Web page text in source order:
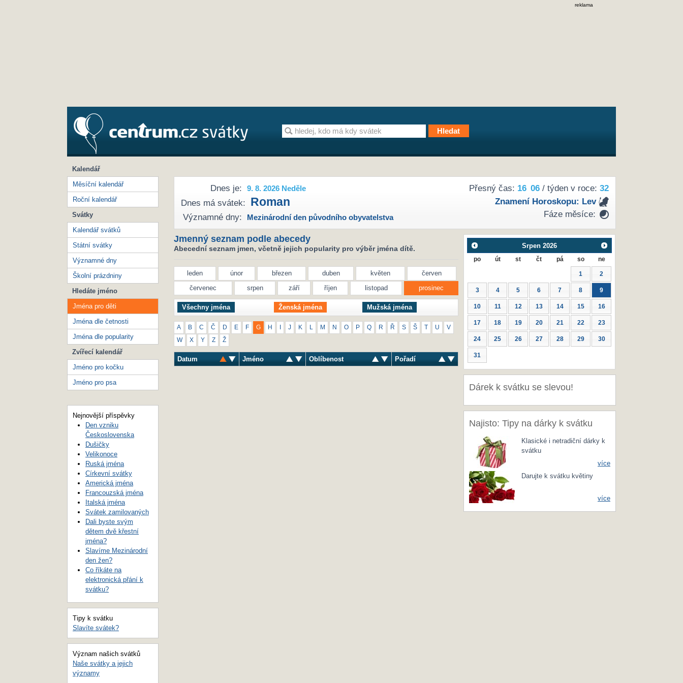
reklama
Přesný čas: 16 06/ týden v roce: 32
Znamení Horoskopu: Lev
Fáze měsíce:
Dnes je: 9. 8. 2026 Neděle
Dnes má svátek: Roman
Významné dny: Mezinárodní den původního obyvatelstva
Jmenný seznam podle abecedy
Abecední seznam jmen, včetně jejich popularity pro výběr jména dítě.
leden únor březen duben květen
červen
červenec
srpen září říjen listopad prosinec
Všechny jména Ženská jména Mužská jména
A B C Č D E F G H J K M N O P Q R Ř S Š T U V
W X Y Z Ž
Datum Jméno Oblíbenost Pořadí
Srpen 2026
po út st čt pá so ne
1 2
3 4 5 6 7 8 9
10 11 12 13 14 15 16
17 18 19 20 21 22 23
24 25 26 27 28 29 30
31
Dárek k svátku se slevou!
Najisto: Tipy na dárky k svátku
Klasické i netradiční dárky k
svátku
více
Darujte k svátku květiny
více
Kalendář
Měsíční kalendář
Roční kalendář
Svátky
Kalendář svátků
Státní svátky
Významné dny
Školní prázdniny
Hledáte jméno
Jména pro děti
Jména dle četnosti
Jména dle popularity
Zvířecí kalendář
Jméno pro kočku
Jméno pro psa
Nejnovější příspěvky
Den vzniku
Československa
Dušičky
Velikonoce
Ruská jména
Církevní svátky
Americká jména
Francouzská jména
Italská jména
Svátek zamilovaných
Dali byste svým
dětem dvě křestní
jména?
Slavíme Mezinárodní
den žen?
Co říkáte na
elektronická přání k
svátku?
Tipy k svátku
Slavíte svátek?
Význam našich svátků
Naše svátky a jejich
významy